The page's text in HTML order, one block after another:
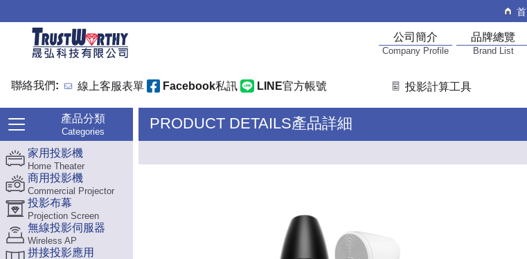
公司簡介
Company Profile
品牌總覽
Brand List
聯絡我們: 線上客服表單 Facebook私訊 LINE官方帳號 投影計算工具
產品分類
Categories
家用投影機
Home Theater
商用投影機
Commercial Projector
投影布幕
Projection Screen
無線投影伺服器
Wireless AP
拼接投影應用
PRODUCT DETAILS產品詳細